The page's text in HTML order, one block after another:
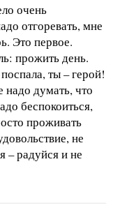
очень
отгоревать, мне
Это первое.
прожить день.
ты – герой!
думать, что
беспокоиться,
проживать
не
– радуйся и не